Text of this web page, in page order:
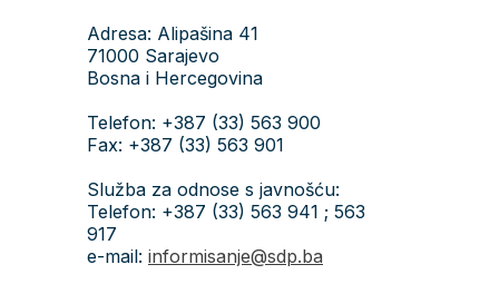
Adresa: Alipašina 41
71000 Sarajevo
Bosna i Hercegovina
Telefon: +387 (33) 563 900
Fax: +387 (33) 563 901
Služba za odnose s javnošću:
Telefon: +387 (33) 563 941 ; 563
917
e-mail: informisanje@sdp.ba